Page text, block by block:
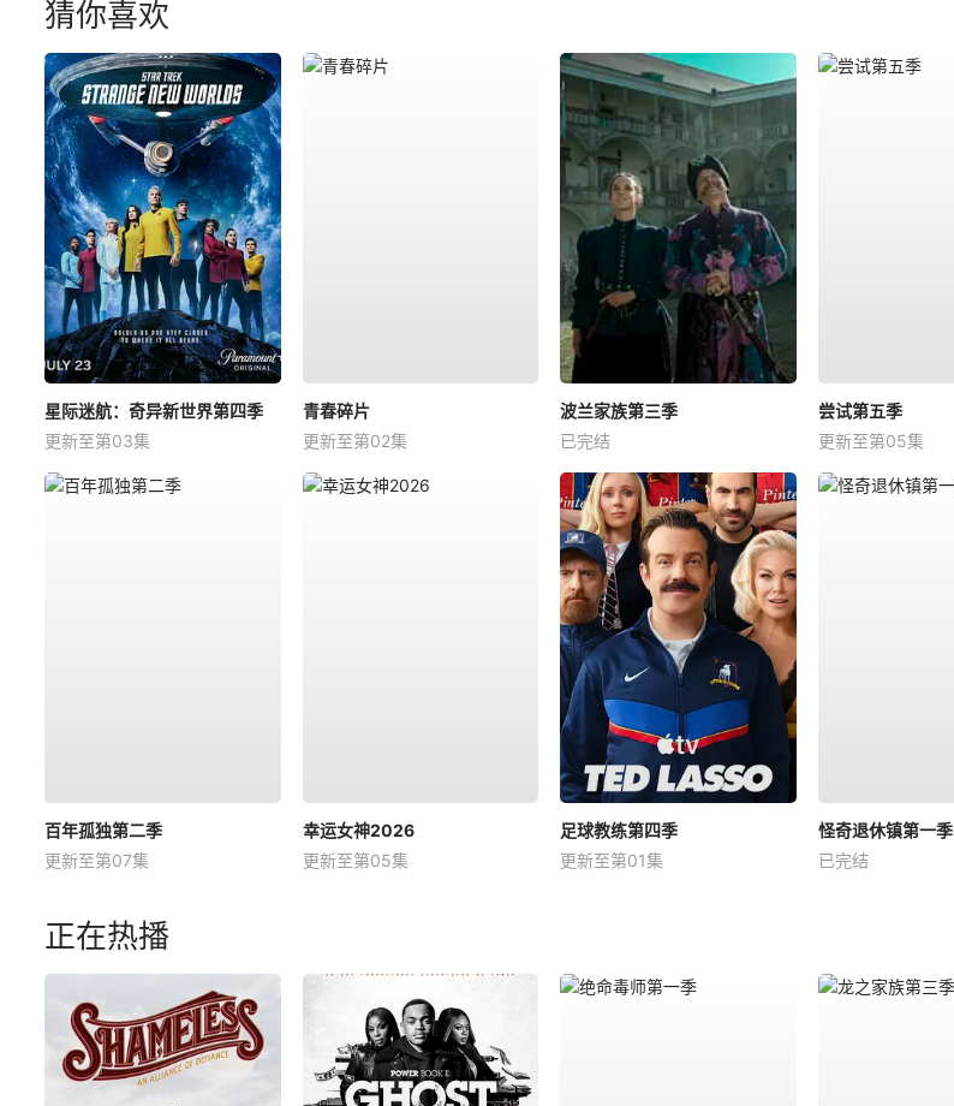
猜你喜欢
星际迷航：奇异新世界第四季
更新至第03集
青春碎片
更新至第02集
波兰家族第三季
已完结
尝试第五季
更新至第05集
百年孤独第二季
更新至第07集
幸运女神2026
更新至第05集
足球教练第四季
更新至第01集
怪奇退休镇第一季
已完结
正在热播